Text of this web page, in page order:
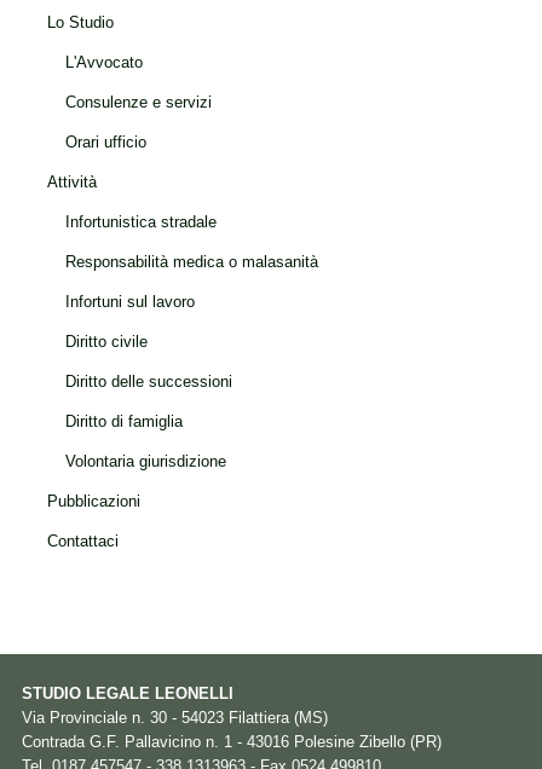
Lo Studio
L'Avvocato
Consulenze e servizi
Orari ufficio
Attività
Infortunistica stradale
Responsabilità medica o malasanità
Infortuni sul lavoro
Diritto civile
Diritto delle successioni
Diritto di famiglia
Volontaria giurisdizione
Pubblicazioni
Contattaci
STUDIO LEGALE LEONELLI
Via Provinciale n. 30 - 54023 Filattiera (MS)
Contrada G.F. Pallavicino n. 1 - 43016 Polesine Zibello (PR)